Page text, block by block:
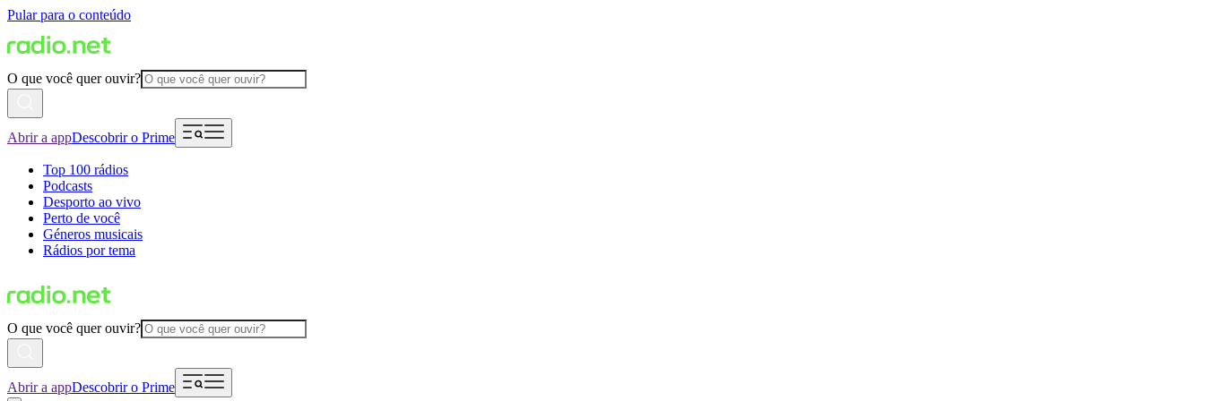
Pular para o conteúdo
O que você quer ouvir?
Abrir a appDescobrir o Prime
Top 100 rádios
Podcasts
Desporto ao vivo
Perto de você
Géneros musicais
Rádios por tema
O que você quer ouvir?
Abrir a appDescobrir o Prime